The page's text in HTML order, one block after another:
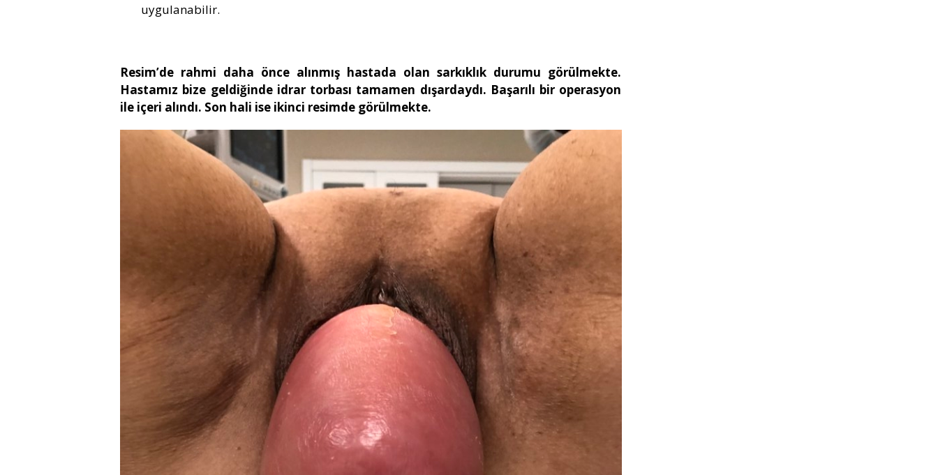
uygulanabilir.
Resim’de rahmi daha önce alınmış hastada olan sarkıklık durumu görülmekte.
Hastamız bize geldiğinde idrar torbası tamamen dışardaydı. Başarılı bir operasyon
ile içeri alındı. Son hali ise ikinci resimde görülmekte.